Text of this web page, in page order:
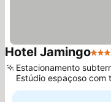
Hotel Jamingo4
Estacionamento
Estúdio espaçoso com
privado